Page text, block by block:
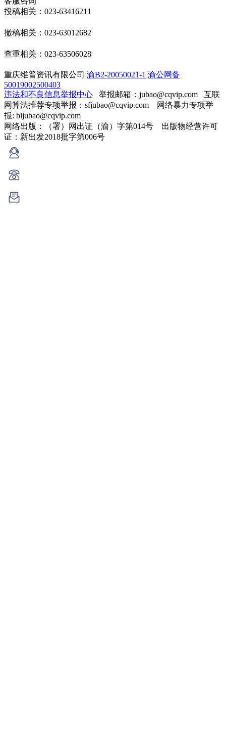
投稿相关：023-63416211
撤稿相关：023-63012682
查重相关：023-63506028
重庆维普资讯有限公司 渝B2-20050021-1 渝公网备
50019002500403
违法和不良信息举报中心 举报邮箱：jubao@cqvip.com 互联
网算法推荐专项举报：sfjubao@cqvip.com 网络暴力专项举
报: bljubao@cqvip.com
网络出版：（署）网出证（渝）字第014号 出版物经营许可
证：新出发2018批字第006号